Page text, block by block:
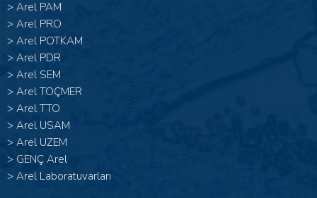
> Arel PAM
> Arel PRO
> Arel POTKAM
> Arel PDR
> Arel SEM
> Arel TOÇMER
> Arel TTO
> Arel USAM
> Arel UZEM
> GENÇ Arel
> Arel Laboratuvarları